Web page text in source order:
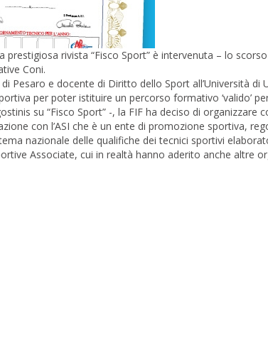
rivista “Fisco Sport” è intervenuta – lo
Coni.
Pesaro e docente di Diritto dello Sport all’Università di
per poter istituire un percorso formativo ‘valido’
su “Fisco Sport” -, la FIF ha deciso di organizzare
con l’ASI che è un ente di promozione sportiva,
nazionale delle qualifiche dei tecnici sportivi
Associate, cui in realtà hanno aderito anche altre